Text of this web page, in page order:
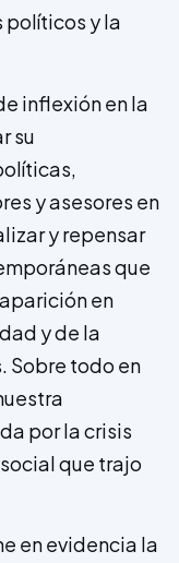
políticos y la
inflexión en la
su
y asesores en
y repensar
que
en
y de la
Sobre todo en
por la crisis
que trajo
en evidencia la